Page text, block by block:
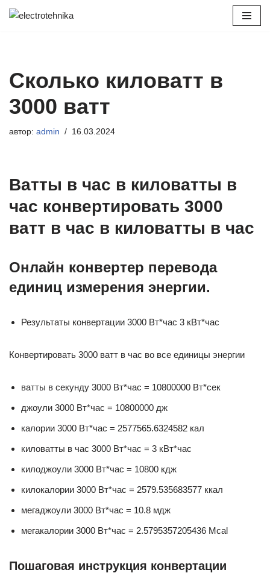
Сколько киловатт в
3000 ватт
автор: admin 16.03.2024
Ватты в час в киловатты в
час конвертировать 3000
ватт в час в киловатты в час
Онлайн конвертер перевода
единиц измерения энергии.
Результаты конвертации 3000 Вт*час 3 кВт*час
Конвертировать 3000 ватт в час во все единицы энергии
ватты в секунду 3000 Вт*час = 10800000 Вт*сек
джоули 3000 Вт*час = 10800000 дж
калории 3000 Вт*час = 2577565.6324582 кал
киловатты в час 3000 Вт*час = 3 кВт*час
килоджоули 3000 Вт*час = 10800 кдж
килокалории 3000 Вт*час = 2579.535683577 ккал
мегаджоули 3000 Вт*час = 10.8 мдж
мегакалории 3000 Вт*час = 2.5795357205436 Mcal
Пошаговая инструкция конвертации